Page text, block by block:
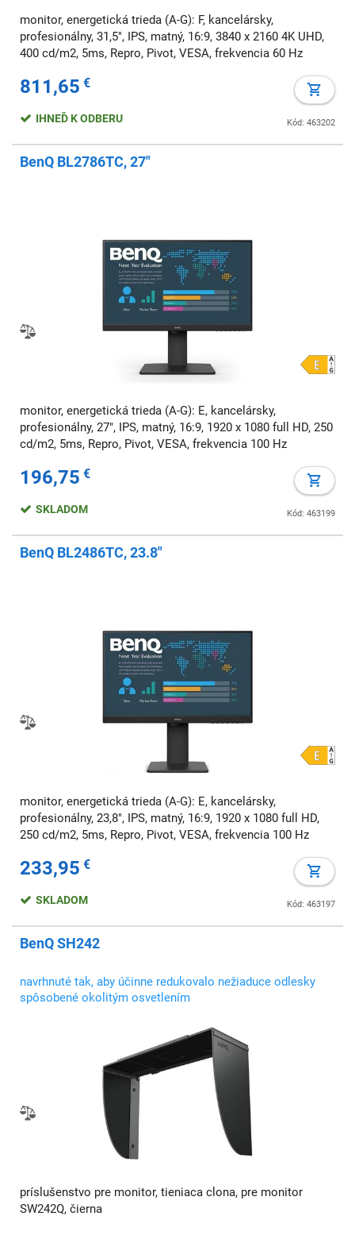
monitor, energetická trieda (A-G): F, kancelársky,
profesionálny, 31,5", IPS, matný, 16:9, 3840 x 2160 4K UHD,
400 cd/m2, 5ms, Repro, Pivot, VESA, frekvencia 60 Hz
811,65 €
Kód: 463202
IHNEĎ K ODBERU
BenQ BL2786TC, 27"
monitor, energetická trieda (A-G): E, kancelársky,
profesionálny, 27", IPS, matný, 16:9, 1920 x 1080 full HD, 250
cd/m2, 5ms, Repro, Pivot, VESA, frekvencia 100 Hz
196,75 €
Kód: 463199
SKLADOM
BenQ BL2486TC, 23.8"
monitor, energetická trieda (A-G): E, kancelársky,
profesionálny, 23,8", IPS, matný, 16:9, 1920 x 1080 full HD,
250 cd/m2, 5ms, Repro, Pivot, VESA, frekvencia 100 Hz
233,95 €
Kód: 463197
SKLADOM
BenQ SH242
navrhnuté tak, aby účinne redukovalo nežiaduce odlesky
spôsobené okolitým osvetlením
príslušenstvo pre monitor, tieniaca clona, pre monitor
SW242Q, čierna